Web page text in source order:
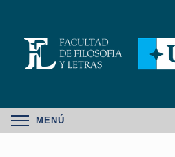
MENÚ